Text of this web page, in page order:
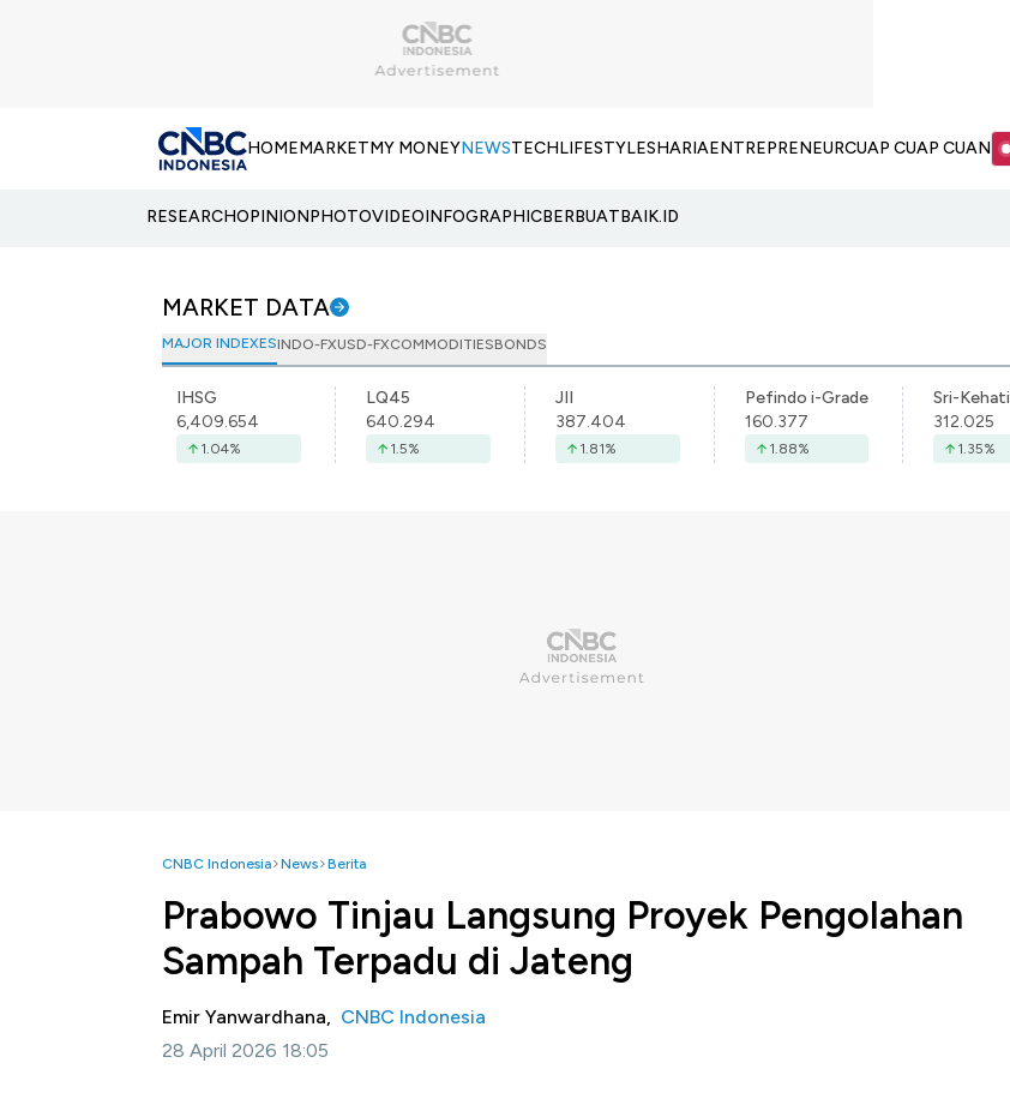
HOMEMARKETMY MONEYNEWSTECHLIFESTYLESHARIAENTREPRENEURCUAP CUAP CUAN
RESEARCHOPINIONPHOTOVIDEOINFOGRAPHICBERBUATBAIK.ID
MARKET DATA
MAJOR INDEXESINDO-FXUSD-FXCOMMODITIESBONDS
IHSG
6,409.654
1.04%
LQ45
640.294
1.5%
JII
387.404
1.81%
Pefindo i-Grade
160.377
1.88%
Sri-Kehati
312.025
1.35%
CNBC Indonesia News Berita
Prabowo Tinjau Langsung Proyek Pengolahan
Sampah Terpadu di Jateng
Emir Yanwardhana, CNBC Indonesia
28 April 2026 18:05